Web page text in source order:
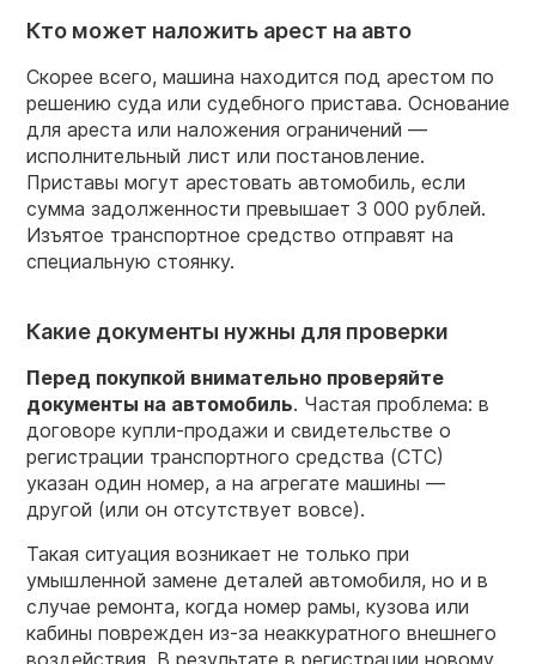
Кто может наложить арест на авто
Скорее всего, машина находится под арестом по
решению суда или судебного пристава. Основание
для ареста или наложения ограничений —
исполнительный лист или постановление.
Приставы могут арестовать автомобиль, если
сумма задолженности превышает 3 000 рублей.
Изъятое транспортное средство отправят на
специальную стоянку.
Какие документы нужны для проверки
Перед покупкой внимательно проверяйте
документы на автомобиль. Частая проблема: в
договоре купли-продажи и свидетельстве о
регистрации транспортного средства (СТС)
указан один номер, а на агрегате машины —
другой (или он отсутствует вовсе).
Такая ситуация возникает не только при
умышленной замене деталей автомобиля, но и в
случае ремонта, когда номер рамы, кузова или
кабины поврежден из-за неаккуратного внешнего